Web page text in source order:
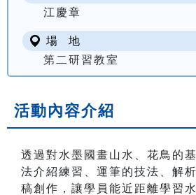
江慶章
場 地
第二研習教室
活動內容介紹
透過對水墨國畫山水、花鳥的
法介紹練習、運筆的技法、解
稿創作，讓學員能近距離學習